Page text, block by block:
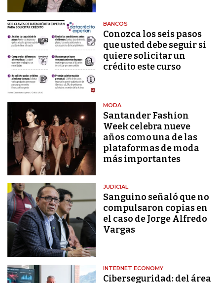
BANCOS
Conozca los seis pasos
que usted debe seguir si
quiere solicitar un
crédito este curso
MODA
Santander Fashion
Week celebra nueve
años como una de las
plataformas de moda
más importantes
JUDICIAL
Sanguino señaló que no
compulsaron copias en
el caso de Jorge Alfredo
Vargas
INTERNET ECONOMY
Ciberseguridad: del área